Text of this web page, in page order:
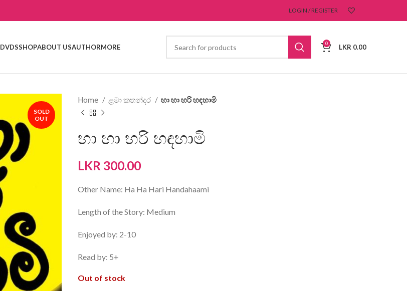
LOGIN / REGISTER
DVDSSHOPABOUT USAUTHORMORE 0 LKR 0.00
SOLD
OUT
Home ළමා කතන්දර හා හා හරි හඳහාමි
හා හා හරි හඳහාමි
LKR 300.00
Other Name: Ha Ha Hari Handahaami
Length of the Story: Medium
Enjoyed by: 2-10
Read by: 5+
Out of stock